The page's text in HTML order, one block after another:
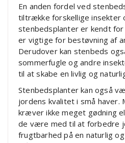
En anden fordel ved
tiltrække forskellige insekter
stenbedsplanter er kendt
er vigtige for bestøvning af
Derudover kan stenbeds
sommerfugle og andre
til at skabe en livlig og
Stenbedsplanter kan også
jordens kvalitet i små haver.
kræver ikke meget gødning
de være med til at forbedre
frugtbarhed på en naturlig